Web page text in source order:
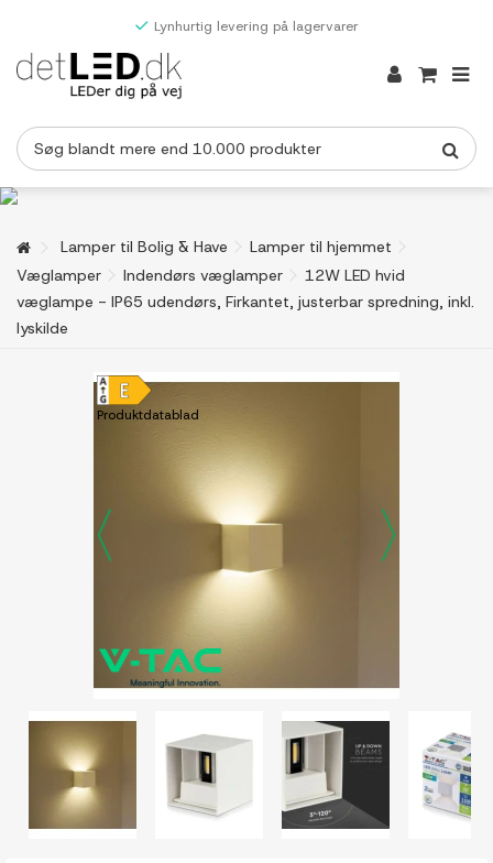
Lynhurtig levering på lagervarer
Lamper til Bolig & Have
Lamper til hjemmet
Væglamper
Indendørs væglamper
12W LED hvid
væglampe - IP65 udendørs, Firkantet, justerbar spredning, inkl.
lyskilde
Produktdatablad